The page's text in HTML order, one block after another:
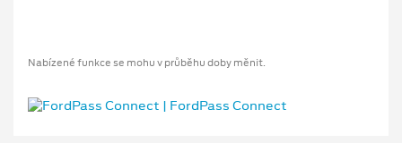
Nabízené funkce se mohu v průběhu doby měnit.